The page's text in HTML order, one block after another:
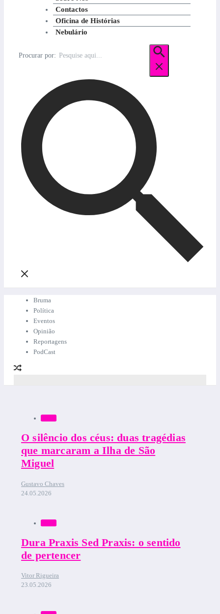
Contactos
Oficina de Histórias
Nebulário
Procurar por:
Bruma
Política
Eventos
Opinião
Reportagens
PodCast
O silêncio dos céus: duas tragédias
que marcaram a Ilha de São
Miguel
Gustavo Chaves
24.05.2026
Bruma
Dura Praxis Sed Praxis: o sentido
de pertencer
Vitor Rigueira
23.05.2026